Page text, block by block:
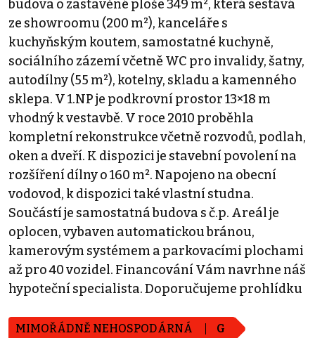
budova o zastavěné ploše 349 m², která sestává
ze showroomu (200 m²), kanceláře s
kuchyňským koutem, samostatné kuchyně,
sociálního zázemí včetně WC pro invalidy, šatny,
autodílny (55 m²), kotelny, skladu a kamenného
sklepa. V 1.NP je podkrovní prostor 13×18 m
vhodný k vestavbě. V roce 2010 proběhla
kompletní rekonstrukce včetně rozvodů, podlah,
oken a dveří. K dispozici je stavební povolení na
rozšíření dílny o 160 m². Napojeno na obecní
vodovod, k dispozici také vlastní studna.
Součástí je samostatná budova s č.p. Areál je
oplocen, vybaven automatickou bránou,
kamerovým systémem a parkovacími plochami
až pro 40 vozidel. Financování Vám navrhne náš
hypoteční specialista. Doporučujeme prohlídku
MIMOŘÁDNĚ NEHOSPODÁRNÁ G